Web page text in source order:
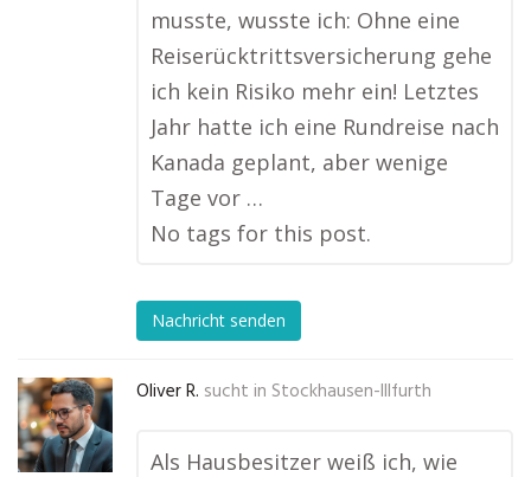
musste, wusste ich: Ohne eine
Reiserücktrittsversicherung gehe
ich kein Risiko mehr ein! Letztes
Jahr hatte ich eine Rundreise nach
Kanada geplant, aber wenige
Tage vor …
No tags for this post.
Nachricht senden
Oliver R. sucht in Stockhausen-Illfurth
Als Hausbesitzer weiß ich, wie